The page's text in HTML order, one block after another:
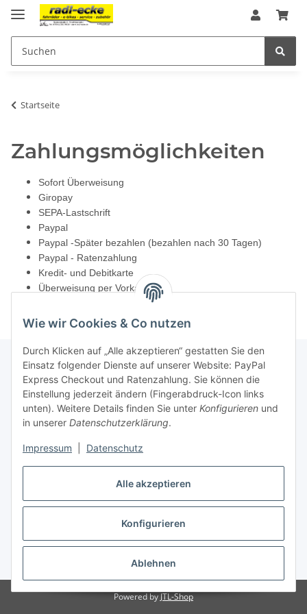
Alle akzeptieren
Konfigurieren
Ablehnen
Wie wir Cookies & Co nutzen
Durch Klicken auf „Alle akzeptieren“ gestatten Sie den
Einsatz folgender Dienste auf unserer Website: PayPal
Express Checkout und Ratenzahlung. Sie können die
Einstellung jederzeit ändern (Fingerabdruck-Icon links
unten). Weitere Details finden Sie unter Konfigurieren und
in unserer Datenschutzerklärung.
Impressum Datenschutz
Startseite
Zahlungsmöglichkeiten
Sofort Überweisung
Giropay
SEPA-Lastschrift
Paypal
Paypal -Später bezahlen (bezahlen nach 30 Tagen)
Paypal - Ratenzahlung
Kredit- und Debitkarte
Überweisung per Vorkasse
Informationen
Gesetzliche Informationen
Vertrag widerrufen
* Alle Preise inkl. gesetzlicher USt., zzgl.Versand
Powered byJTL-Shop